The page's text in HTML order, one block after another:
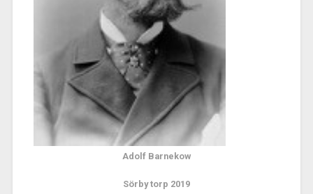
Adolf Barnekow
Sörby torp 2019